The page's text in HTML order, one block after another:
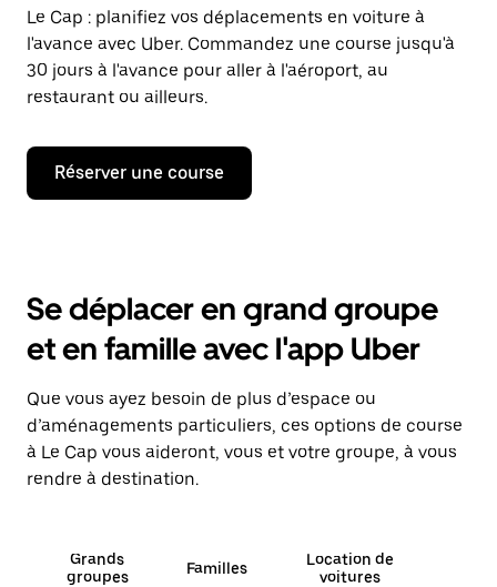
Le Cap : planifiez vos déplacements en voiture à
l'avance avec Uber. Commandez une course jusqu'à
30 jours à l'avance pour aller à l'aéroport, au
restaurant ou ailleurs.
Réserver une course
Se déplacer en grand groupe
et en famille avec l'app Uber
Que vous ayez besoin de plus d’espace ou
d’aménagements particuliers, ces options de course
à Le Cap vous aideront, vous et votre groupe, à vous
rendre à destination.
Grands
groupes
Familles
Location de
voitures